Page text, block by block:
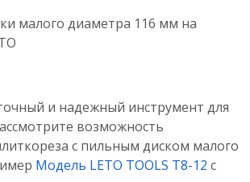
и надежный инструмент для
возможность
с пильным диском малого
Модель LETO TOOLS Т8-12 с